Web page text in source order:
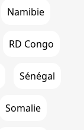
Namibie
RD Congo
Sénégal
Somalie